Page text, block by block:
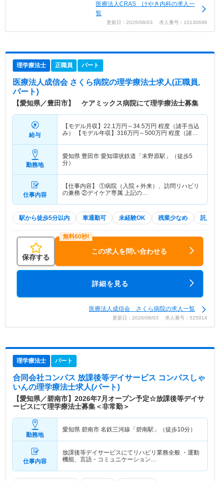
医療法人CRAS けやき内科の求人一
覧
更新日：2026/08/03 求人番号：10130696
理学療法士 正職員 パート
医療法人成信会 さくら病院の理学療法士求人(正職員,
パート)
【愛知県／豊田市】 ケアミックス病院にて理学療法士募集
給与
【モデル月収】 22.1万円～34.5万円 程度（諸手当込
み） 【モデル年収】 316万円～500万円 程度（諸手
勤務地
愛知県 豊田市 愛知環状鉄道「末野原駅」（徒歩5
分）
仕事内容
【仕事内容】 ①病院（入院＋外来）、訪問リハビリ
の兼務 ②デイケア専属 上記の…
駅から徒歩5分以内 車通勤可 未経験OK 残業少なめ 託児所
保存する
この求人を問い合わせる
詳細を見る
医療法人成信会 さくら病院の求人一覧
更新日：2026/08/03 求人番号：525914
理学療法士 パート
合同会社コンパス 放課後等デイサービス コンパスしゃ
いんの理学療法士求人(パート)
【愛知県／碧南市】2026年7月オープン予定☆放課後等デイサ
ービスにて理学療法士募集＜非常勤＞
勤務地
愛知県 碧南市 名鉄三河線「碧南駅」（徒歩10分）
仕事内容
放課後等デイサービスにてリハビリ業務全般 ・運動
機能、言語・コミュニケーション…